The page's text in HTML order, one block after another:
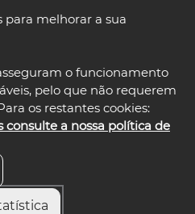
para melhorar a sua
o funcionamento
pelo que não requerem
os restantes cookies:
consulte a nossa política de
select language